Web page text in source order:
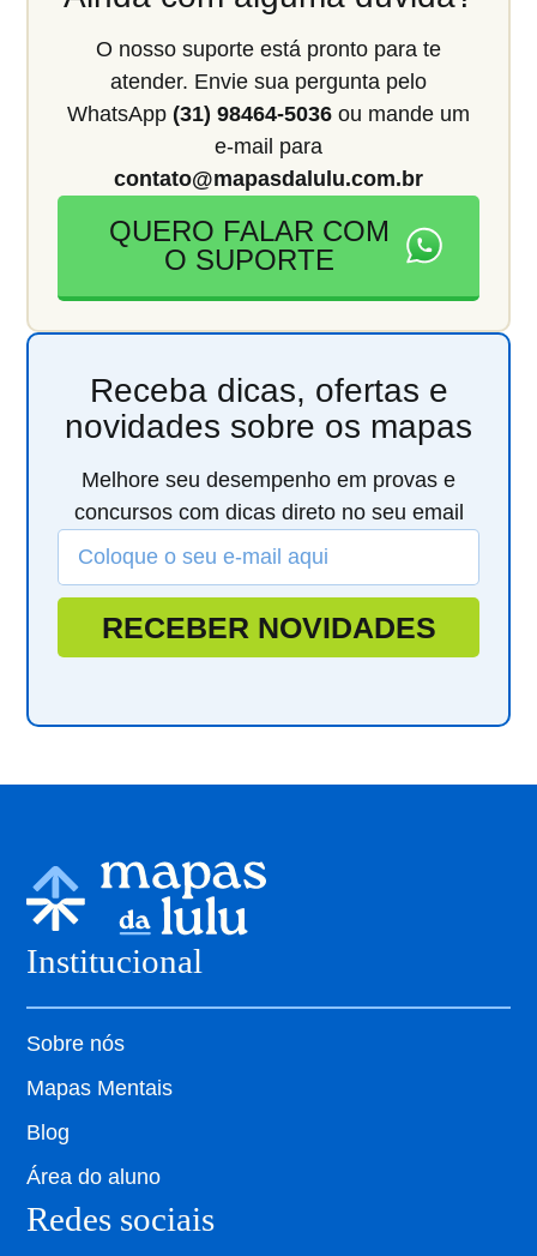
O nosso suporte está pronto para te
atender. Envie sua pergunta pelo
WhatsApp (31) 98464-5036 ou mande um
e-mail para
contato@mapasdalulu.com.br
QUERO FALAR COM
O SUPORTE
Receba dicas, ofertas e
novidades sobre os mapas
Melhore seu desempenho em provas e
concursos com dicas direto no seu email
RECEBER NOVIDADES
Institucional
Sobre nós
Mapas Mentais
Blog
Área do aluno
Redes sociais